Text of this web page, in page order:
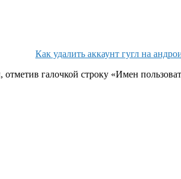
Как удалить аккаунт гугл на
галочкой строку «Имен